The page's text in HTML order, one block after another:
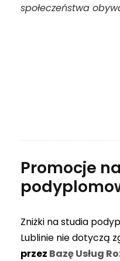
społeczeństwa
Promocje
Zniżki na studia
Lublinie nie dotyczą
przez Bazę Usług